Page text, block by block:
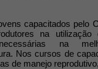
capacitados pelo
na
necessárias na
Nos cursos de
de manejo